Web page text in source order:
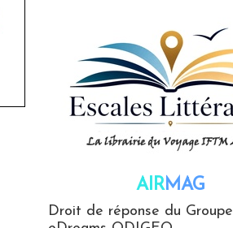
AIRMAG
Droit de réponse du Groupe